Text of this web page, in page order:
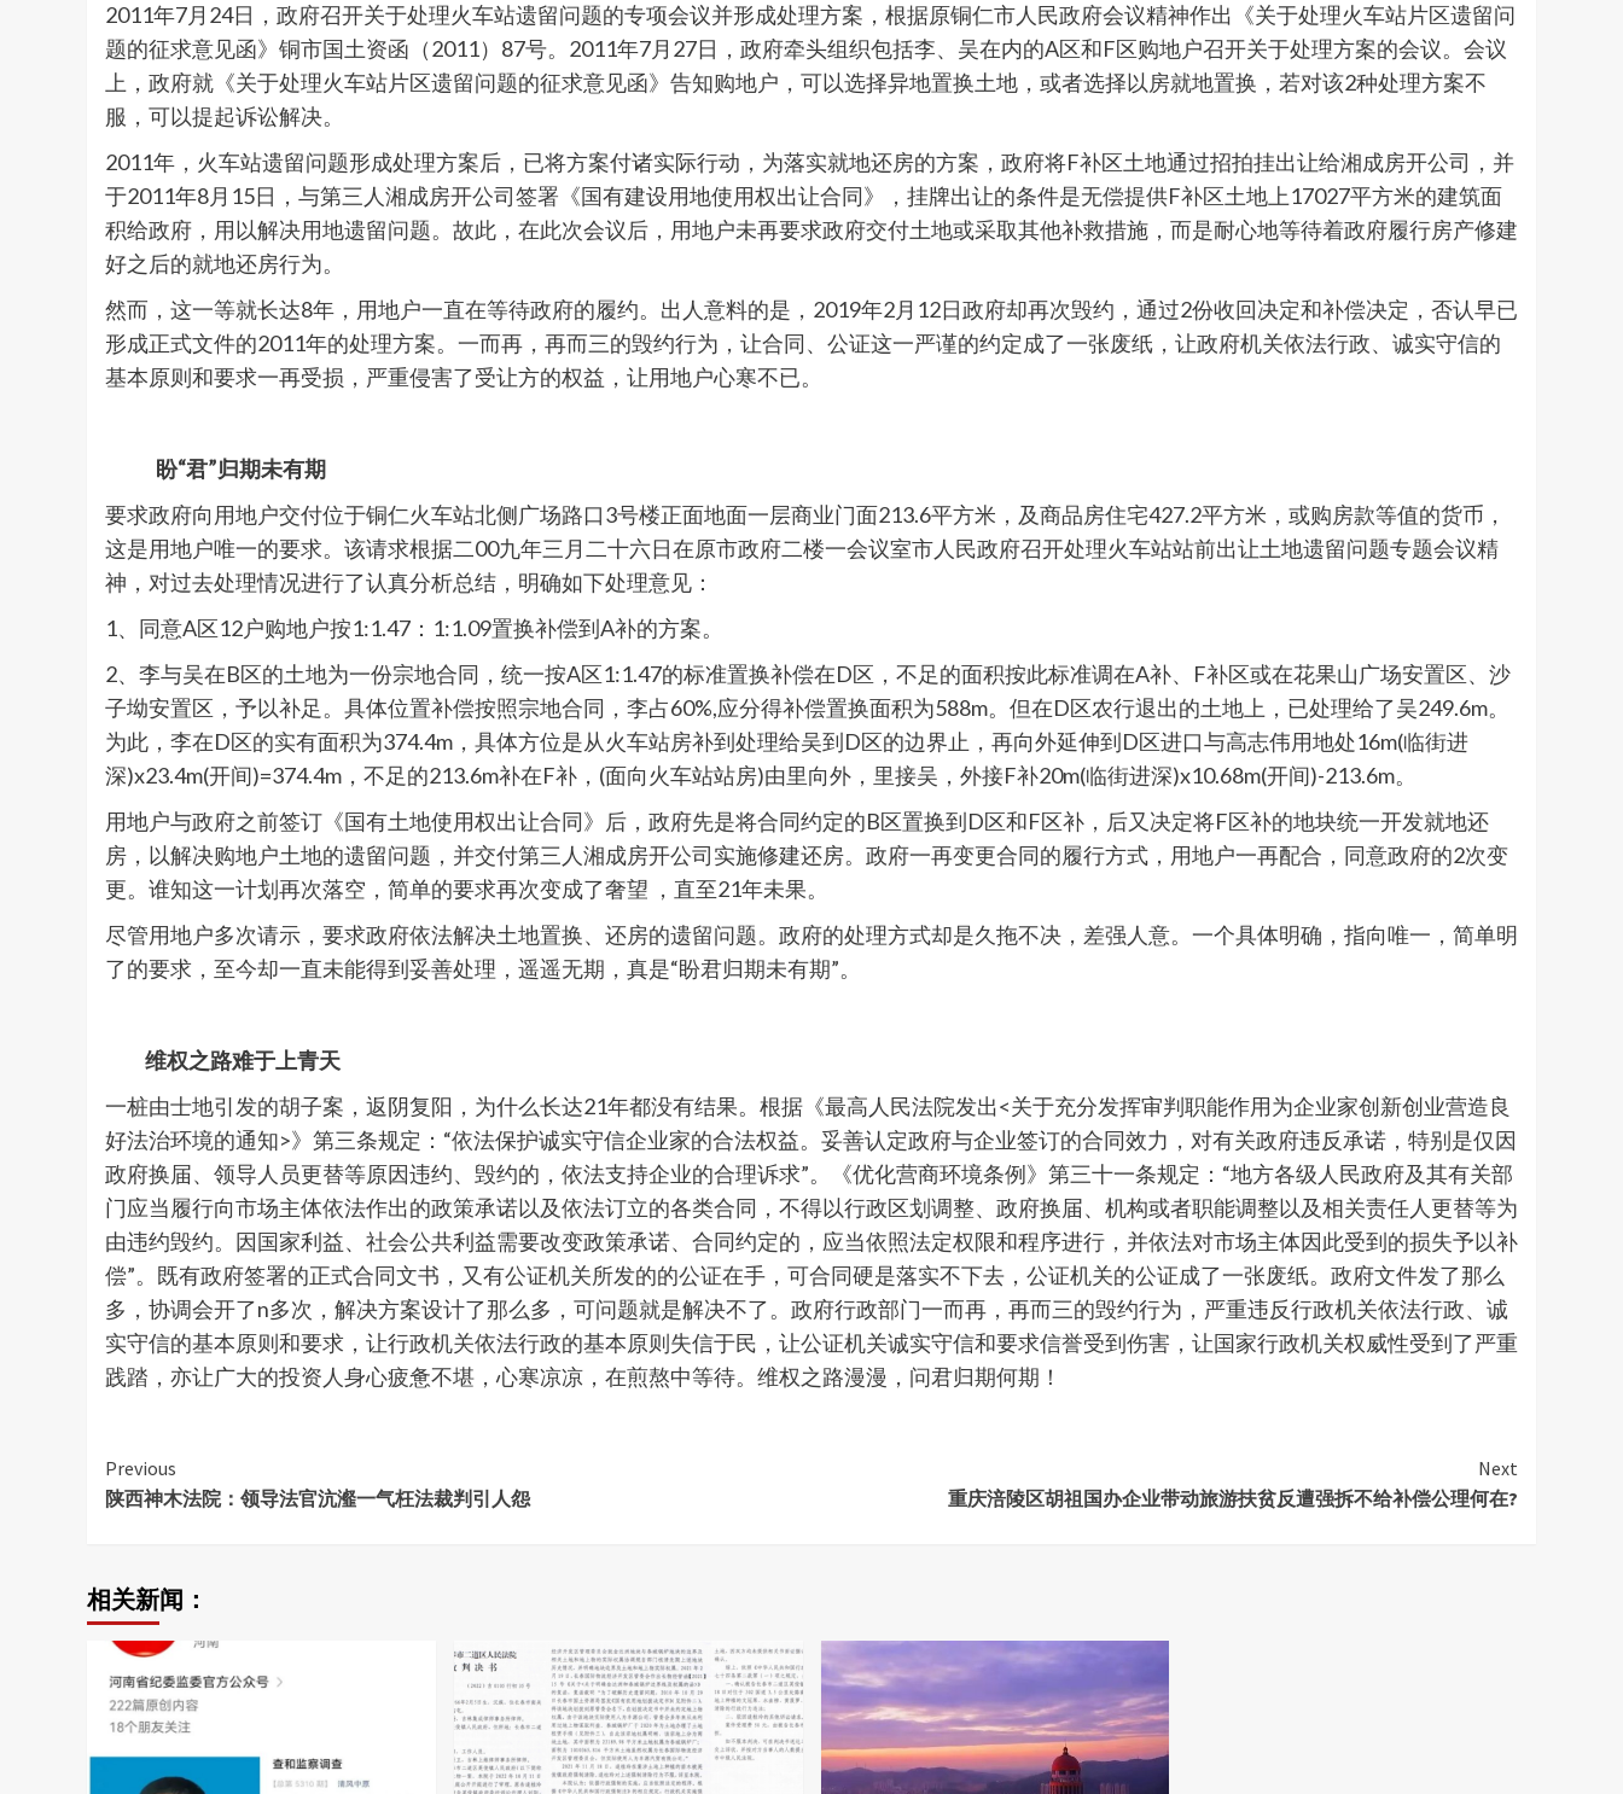
2011年7月24日，政府召开关于处理火车站遗留问题的专项会议并形成处理方案，根据原铜仁市人民政府会议精神作出《关于处理火车站片区遗留问
题的征求意见函》铜市国土资函（2011）87号。2011年7月27日，政府牵头组织包括李、吴在内的A区和F区购地户召开关于处理方案的会议。会议
上，政府就《关于处理火车站片区遗留问题的征求意见函》告知购地户，可以选择异地置换土地，或者选择以房就地置换，若对该2种处理方案不
服，可以提起诉讼解决。
2011年，火车站遗留问题形成处理方案后，已将方案付诸实际行动，为落实就地还房的方案，政府将F补区土地通过招拍挂出让给湘成房开公司，并
于2011年8月15日，与第三人湘成房开公司签署《国有建设用地使用权出让合同》，挂牌出让的条件是无偿提供F补区土地上17027平方米的建筑面
积给政府，用以解决用地遗留问题。故此，在此次会议后，用地户未再要求政府交付土地或采取其他补救措施，而是耐心地等待着政府履行房产修建
好之后的就地还房行为。
然而，这一等就长达8年，用地户一直在等待政府的履约。出人意料的是，2019年2月12日政府却再次毁约，通过2份收回决定和补偿决定，否认早已
形成正式文件的2011年的处理方案。一而再，再而三的毁约行为，让合同、公证这一严谨的约定成了一张废纸，让政府机关依法行政、诚实守信的
基本原则和要求一再受损，严重侵害了受让方的权益，让用地户心寒不已。
盼“君”归期未有期
要求政府向用地户交付位于铜仁火车站北侧广场路口3号楼正面地面一层商业门面213.6平方米，及商品房住宅427.2平方米，或购房款等值的货币，
这是用地户唯一的要求。该请求根据二00九年三月二十六日在原市政府二楼一会议室市人民政府召开处理火车站站前出让土地遗留问题专题会议精
神，对过去处理情况进行了认真分析总结，明确如下处理意见：
1、同意A区12户购地户按1:1.47：1:1.09置换补偿到A补的方案。
2、李与吴在B区的土地为一份宗地合同，统一按A区1:1.47的标准置换补偿在D区，不足的面积按此标准调在A补、F补区或在花果山广场安置区、沙
子坳安置区，予以补足。具体位置补偿按照宗地合同，李占60%,应分得补偿置换面积为588m。但在D区农行退出的土地上，已处理给了吴249.6m。
为此，李在D区的实有面积为374.4m，具体方位是从火车站房补到处理给吴到D区的边界止，再向外延伸到D区进口与高志伟用地处16m(临街进
深)x23.4m(开间)=374.4m，不足的213.6m补在F补，(面向火车站站房)由里向外，里接吴，外接F补20m(临街进深)x10.68m(开间)-213.6m。
用地户与政府之前签订《国有土地使用权出让合同》后，政府先是将合同约定的B区置换到D区和F区补，后又决定将F区补的地块统一开发就地还
房，以解决购地户土地的遗留问题，并交付第三人湘成房开公司实施修建还房。政府一再变更合同的履行方式，用地户一再配合，同意政府的2次变
更。谁知这一计划再次落空，简单的要求再次变成了奢望 ，直至21年未果。
尽管用地户多次请示，要求政府依法解决土地置换、还房的遗留问题。政府的处理方式却是久拖不决，差强人意。一个具体明确，指向唯一，简单明
了的要求，至今却一直未能得到妥善处理，遥遥无期，真是“盼君归期未有期”。
维权之路难于上青天
一桩由士地引发的胡子案，返阴复阳，为什么长达21年都没有结果。根据《最高人民法院发出<关于充分发挥审判职能作用为企业家创新创业营造良
好法治环境的通知>》第三条规定：“依法保护诚实守信企业家的合法权益。妥善认定政府与企业签订的合同效力，对有关政府违反承诺，特别是仅因
政府换届、领导人员更替等原因违约、毁约的，依法支持企业的合理诉求”。《优化营商环境条例》第三十一条规定：“地方各级人民政府及其有关部
门应当履行向市场主体依法作出的政策承诺以及依法订立的各类合同，不得以行政区划调整、政府换届、机构或者职能调整以及相关责任人更替等为
由违约毁约。因国家利益、社会公共利益需要改变政策承诺、合同约定的，应当依照法定权限和程序进行，并依法对市场主体因此受到的损失予以补
偿”。既有政府签署的正式合同文书，又有公证机关所发的的公证在手，可合同硬是落实不下去，公证机关的公证成了一张废纸。政府文件发了那么
多，协调会开了n多次，解决方案设计了那么多，可问题就是解决不了。政府行政部门一而再，再而三的毁约行为，严重违反行政机关依法行政、诚
实守信的基本原则和要求，让行政机关依法行政的基本原则失信于民，让公证机关诚实守信和要求信誉受到伤害，让国家行政机关权威性受到了严重
践踏，亦让广大的投资人身心疲惫不堪，心寒凉凉，在煎熬中等待。维权之路漫漫，问君归期何期！
Continue
Reading
Previous
陕西神木法院：领导法官沆瀣一气枉法裁判引人怨
Next
重庆涪陵区胡祖国办企业带动旅游扶贫反遭强拆不给补偿公理何在?
相关新闻：